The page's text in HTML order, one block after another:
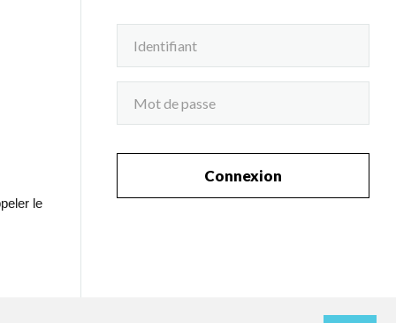
le
Connexion